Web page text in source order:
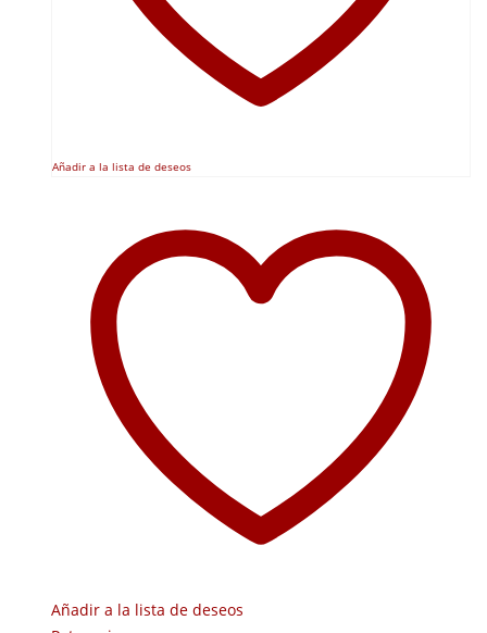
Añadir a la lista de deseos
Añadir a la lista de deseos